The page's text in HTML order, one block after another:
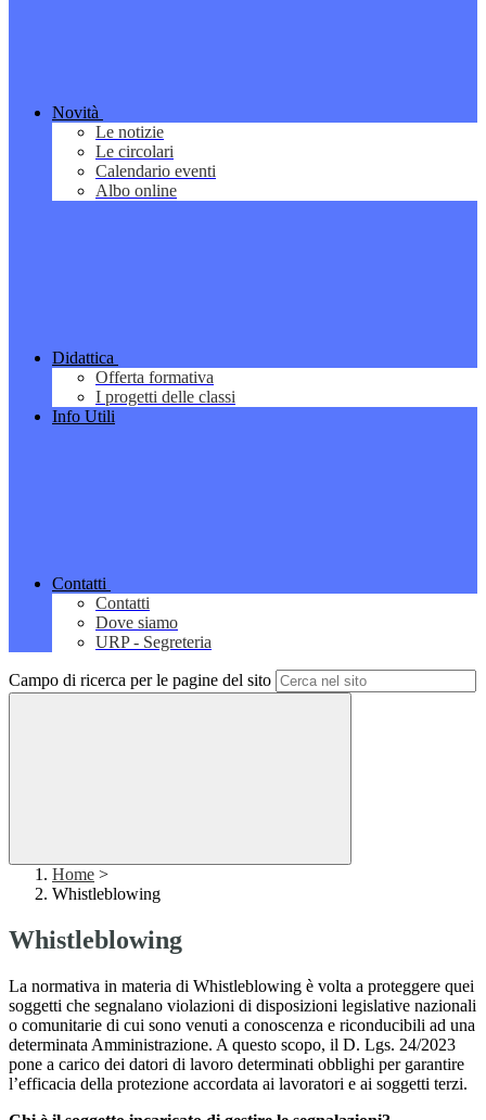
Novità
Le notizie
Le circolari
Calendario eventi
Albo online
Didattica
Offerta formativa
I progetti delle classi
Info Utili
Contatti
Contatti
Dove siamo
URP - Segreteria
Campo di ricerca per le pagine del sito
Home >
Whistleblowing
Whistleblowing
La normativa in materia di Whistleblowing è volta a proteggere quei
soggetti che segnalano violazioni di disposizioni legislative nazionali
o comunitarie di cui sono venuti a conoscenza e riconducibili ad una
determinata Amministrazione. A questo scopo, il D. Lgs. 24/2023
pone a carico dei datori di lavoro determinati obblighi per garantire
l’efficacia della protezione accordata ai lavoratori e ai soggetti terzi.